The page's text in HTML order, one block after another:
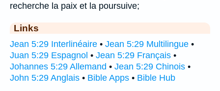
recherche la paix et la poursuive;
Links
Jean 5:29 Interlinéaire • Jean 5:29 Multilingue •
Juan 5:29 Espagnol • Jean 5:29 Français •
Johannes 5:29 Allemand • Jean 5:29 Chinois •
John 5:29 Anglais • Bible Apps • Bible Hub